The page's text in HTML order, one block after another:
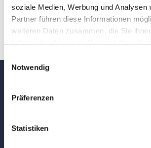
soziale Medien, Werbung und Analysen
Partner führen diese Informationen
weiteren Daten zusammen, die Sie
Notwendig
Präferenzen
Statistiken
Telefon